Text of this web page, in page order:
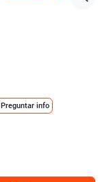
Preguntar info